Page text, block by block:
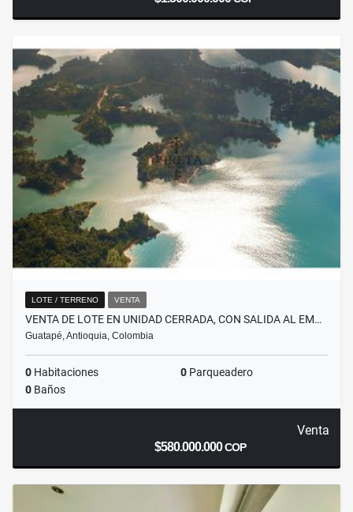
LOTE / TERRENO VENTA
VENTA DE LOTE EN UNIDAD CERRADA, CON SALIDA AL EM…
Guatapé, Antioquia, Colombia
0 Habitaciones 0 Parqueadero
0 Baños
Venta
$580.000.000COP